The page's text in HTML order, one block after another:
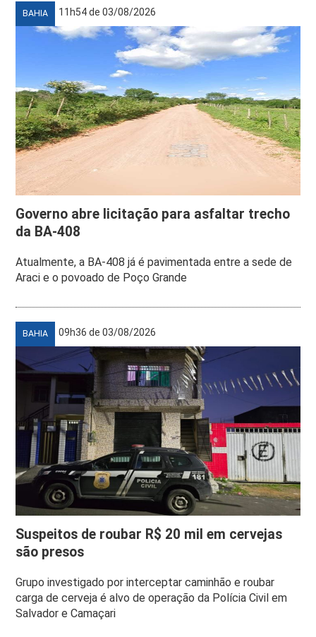
BAHIA 11h54 de 03/08/2026
Governo abre licitação para asfaltar trecho
da BA-408
Atualmente, a BA-408 já é pavimentada entre a sede de
Araci e o povoado de Poço Grande
BAHIA 09h36 de 03/08/2026
Suspeitos de roubar R$ 20 mil em cervejas
são presos
Grupo investigado por interceptar caminhão e roubar
carga de cerveja é alvo de operação da Polícia Civil em
Salvador e Camaçari